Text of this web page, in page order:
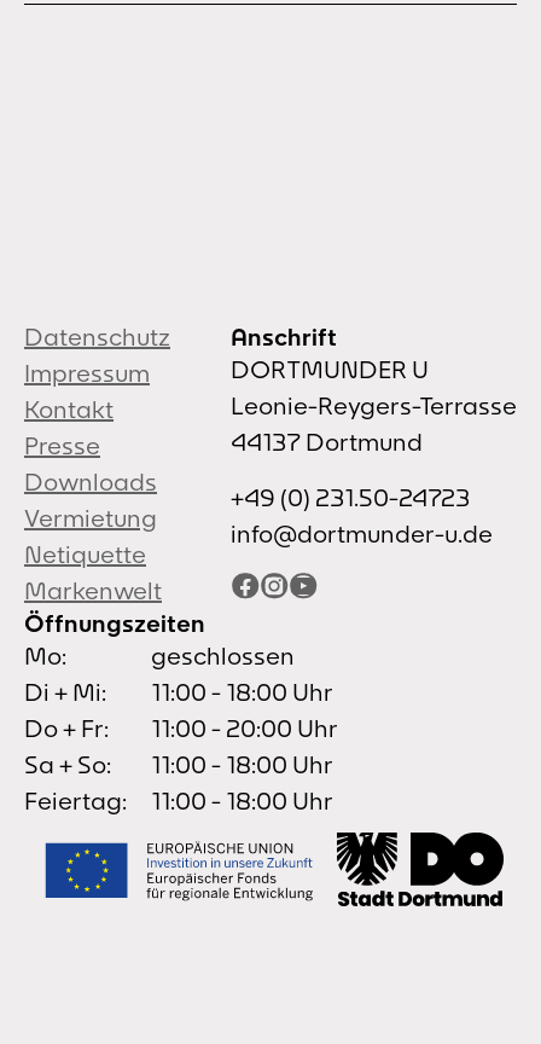
Datenschutz
Impressum
Kontakt
Presse
Downloads
Vermietung
Netiquette
Markenwelt
Anschrift
DORTMUNDER U
Leonie-Reygers-Terrasse
44137 Dortmund
+49 (0) 231.50-24723
info@dortmunder-u.de
Facebook
Instagram
YouTube
Öffnungszeiten
Mo:
geschlossen
Di + Mi:
11:00 - 18:00 Uhr
Do + Fr:
11:00 - 20:00 Uhr
Sa + So:
11:00 - 18:00 Uhr
Feiertag:
11:00 - 18:00 Uhr